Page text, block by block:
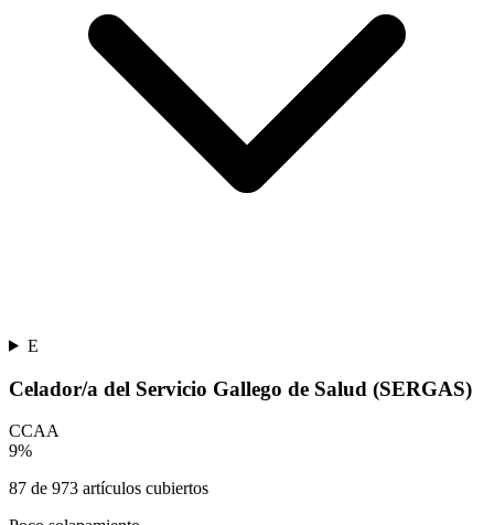
E
Celador/a del Servicio Gallego de Salud (SERGAS)
CCAA
9%
87 de 973 artículos cubiertos